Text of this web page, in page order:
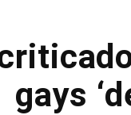
gays